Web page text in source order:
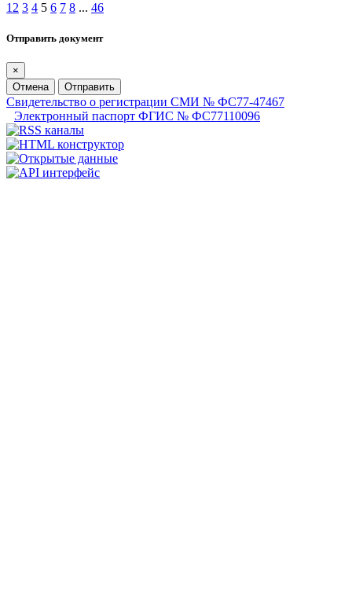
1 2 3 4 5 6 7 8 ... 46
Отправить документ
×
Отмена
Отправить
Свидетельство о регистрации СМИ № ФС77-47467
Электронный паспорт ФГИС № ФС77110096